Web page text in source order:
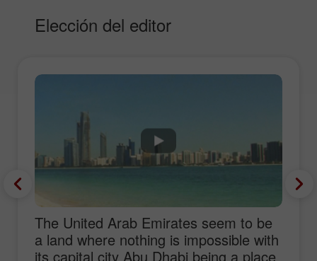
Elección del editor
The United Arab Emirates seem to be
a land where nothing is impossible with
its capital city Abu Dhabi being a place